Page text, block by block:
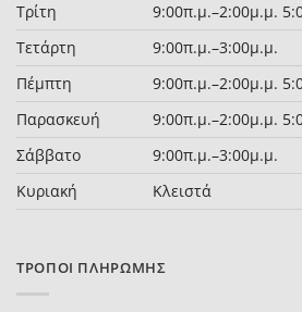
Τρίτη
9:00π.μ.–2:00μ.μ.
Τετάρτη
9:00π.μ.–3:00μ.μ.
Πέμπτη
9:00π.μ.–2:00μ.μ.
Παρασκευή
9:00π.μ.–2:00μ.μ.
Σάββατο
9:00π.μ.–3:00μ.μ.
Κυριακή
Κλειστά
ΤΡΌΠΟΙ ΠΛΗΡΩΜΉΣ